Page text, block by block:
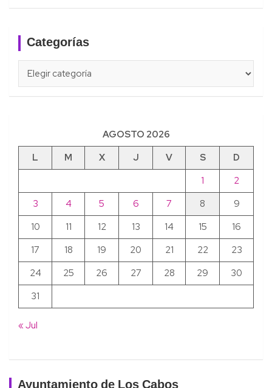
Categorías
AGOSTO 2026
L
M X J V S
D
1
2
3
4 5 6 7 8
9
10
11 12 13 14 15
16
17
18 19 20 21 22
23
24
25 26 27 28 29
30
31
« Jul